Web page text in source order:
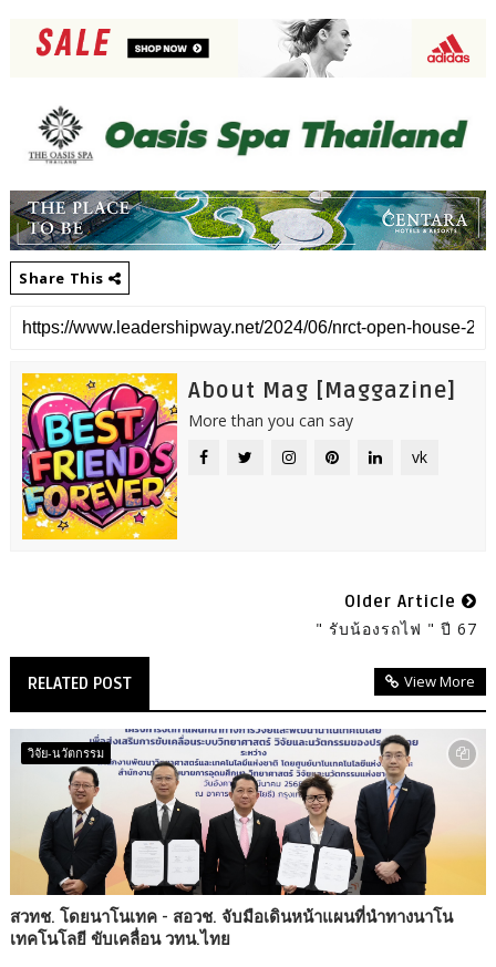
Share This
About Mag [Maggazine]
More than you can say
vk
Older Article
" รับน้องรถไฟ " ปี 67
RELATED POST View More
วิจัย-นวัตกรรม
สวทช. โดยนาโนเทค - สอวช. จับมือเดินหน้าแผนที่นำทางนาโน
เทคโนโลยี ขับเคลื่อน วทน.ไทย